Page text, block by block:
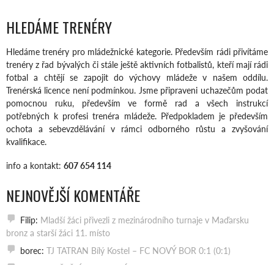
HLEDÁME TRENÉRY
Hledáme trenéry pro mládežnické kategorie. Především rádi přivítáme
trenéry z řad bývalých či stále ještě aktivních fotbalistů, kteří mají rádi
fotbal a chtějí se zapojit do výchovy mládeže v našem oddílu.
Trenérská licence není podmínkou. Jsme připraveni uchazečům podat
pomocnou ruku, především ve formě rad a všech instrukcí
potřebných k profesi trenéra mládeže. Předpokladem je především
ochota a sebevzdělávání v rámci odborného růstu a zvyšování
kvalifikace.
info a kontakt: 607 654 114
NEJNOVĚJŠÍ KOMENTÁŘE
Filip: Mladší žáci přivezli z mezinárodního turnaje v Maďarsku
bronz a starší žáci 11. místo
borec: TJ TATRAN Bílý Kostel – FC NOVÝ BOR 0:1 (0:1)